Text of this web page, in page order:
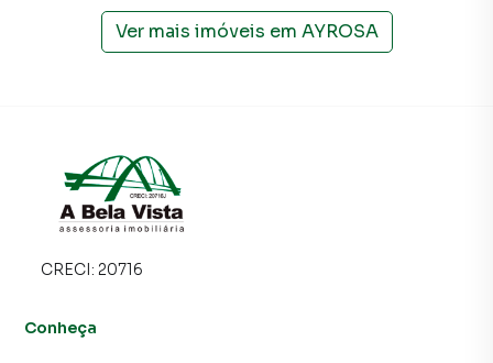
Ver mais imóveis em AYROSA
CRECI: 20716
Conheça